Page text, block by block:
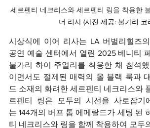
세르펜티 네크리스와 세르펜티 링을 착용한
더 리사 (사진 제공: 불가리 코
시상식에 이어 리사는 LA 버벌리힐즈
공연 예술 센터에서 열린 2025 베니티
불가리 하이 주얼리를 착용한 채 참석
이면서도 절제된 매력의 올 블랙 룩과
드 소재의 화려한 세르펜티 네크리스와
르펜티 링은 모두의 시선을 사로잡기
는 144개의 버프 톱 에메랄드가 세팅 된
티 네크리스와 링을 함께 착용하여 모두